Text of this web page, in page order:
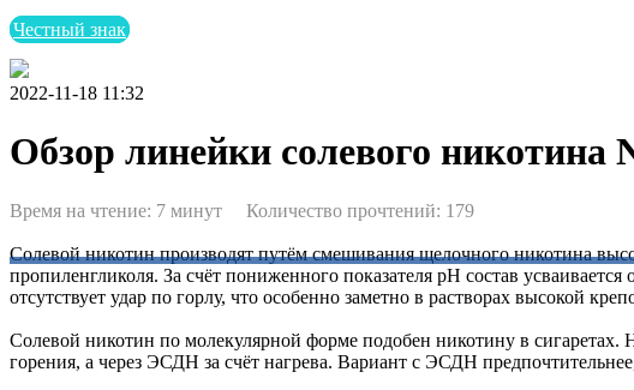
Честный знак
Бесплатная горячая линия Nicton
по поддержке бизнеса в вопросах маркировки
2022-11-18 11:32
Обзор линейки солевого никотина
Время на чтение: 7 минут Количество прочтений: 179
Солевой никотин производят путём смешивания щелочного никотина
пропиленгликоля. За счёт пониженного показателя pH состав
отсутствует удар по горлу, что особенно заметно в растворах высокой
Солевой никотин по молекулярной форме подобен никотину в сигаретах.
горения, а через ЭСДН за счёт нагрева. Вариант с ЭСДН